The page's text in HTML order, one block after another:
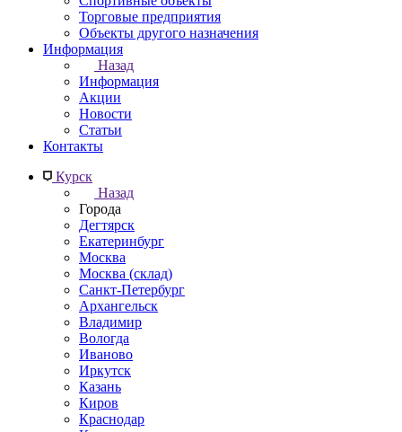
Торговые предприятия
Объекты другого назначения
Информация
Назад
Информация
Акции
Новости
Статьи
Контакты
Курск
Назад
Города
Дегтярск
Екатеринбург
Москва
Москва (склад)
Санкт-Петербург
Архангельск
Владимир
Вологда
Иваново
Иркутск
Казань
Киров
Краснодар